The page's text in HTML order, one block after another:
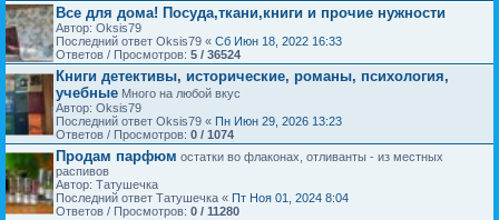
Все для дома! Посуда,ткани,книги и прочие нужности
Автор: Oksis79
Последний ответ Oksis79 « Сб Июн 18, 2022 16:33
Ответов / Просмотров: 5 / 36524
Книги детективы, исторические, романы, психология,
учебные Много на любой вкус
Автор: Oksis79
Последний ответ Oksis79 « Пн Июн 29, 2026 13:23
Ответов / Просмотров: 0 / 1074
Продам парфюм остатки во флаконах, отливанты - из местных
распивов
Автор: Татушечка
Последний ответ Татушечка « Пт Ноя 01, 2024 8:04
Ответов / Просмотров: 0 / 11280